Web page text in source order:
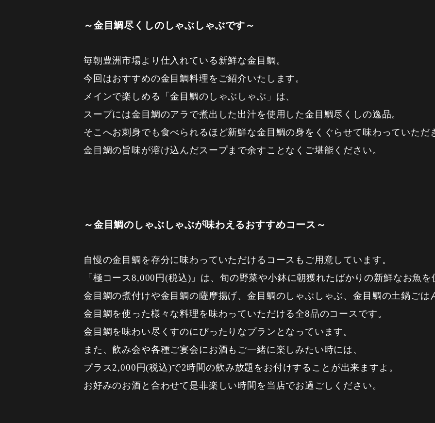
～金目鯛尽くしのしゃぶしゃぶです～
毎朝豊洲市場より仕入れている新鮮な金目鯛。
今回はおすすめの金目鯛料理をご紹介いたします。
メインで楽しめる「金目鯛のしゃぶしゃぶ」は、
スープには金目鯛のアラで煮出した出汁を使用した金目鯛尽くしの逸品。
そこへお刺身でも食べられるほど新鮮な金目鯛の身をくぐらせて味わっていただ
金目鯛の旨味が溶け込んだスープまで余すことなくご堪能ください。
～金目鯛のしゃぶしゃぶが味わえるおすすめコース～
自慢の金目鯛を存分に味わっていただけるコースもご用意しています。
「極コース8,000円(税込)」は、旬の野菜や小鉢に朝獲れたばかりの新鮮なお魚
金目鯛の煮付けや金目鯛の薩摩揚げ、金目鯛のしゃぶしゃぶ、金目鯛の土鍋ごは
金目鯛を使った様々な料理を味わっていただける全8品のコースです。
金目鯛を味わい尽くすのにぴったりなプランとなっています。
また、飲み会や各種ご宴会にお酒もご一緒に楽しみたい時には、
プラス2,000円(税込)で2時間の飲み放題をお付けすることが出来ますよ。
お好みのお酒と合わせて是非楽しい時間を当店でお過ごしください。